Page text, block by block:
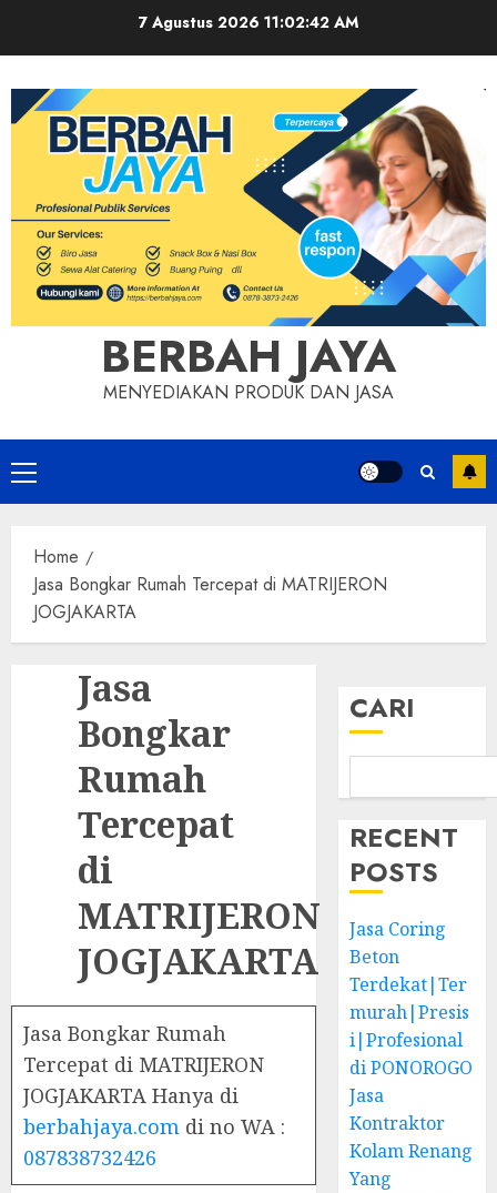
7 Agustus 2026 11:02:42 AM
BERBAH JAYA
MENYEDIAKAN PRODUK DAN JASA
Primary
Menu
Home
Jasa Bongkar Rumah Tercepat di MATRIJERON
JOGJAKARTA
Jasa
Bongkar
Rumah
Tercepat
di
MATRIJERON
JOGJAKARTA
Jasa Bongkar Rumah
Tercepat di MATRIJERON
JOGJAKARTA Hanya di
berbahjaya.com di no WA :
087838732426
CARI
RECENT
POSTS
Jasa Coring
Beton
Terdekat|Ter
murah|Presis
i|Profesional
di PONOROGO
Jasa
Kontraktor
Kolam Renang
Yang